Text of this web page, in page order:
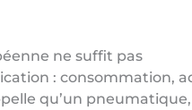
ne suffit pas
: consommation,
qu’un pneumatique,